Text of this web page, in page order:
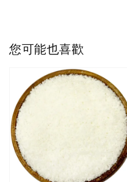
您可能也喜歡